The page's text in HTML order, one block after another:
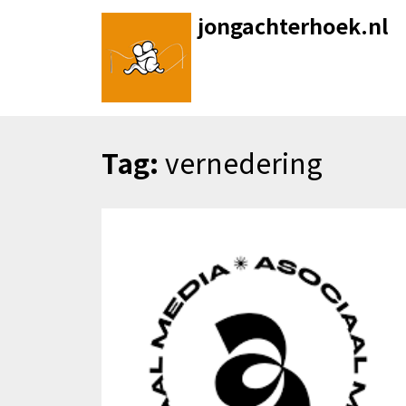
jongachterhoek.nl
Tag: vernedering